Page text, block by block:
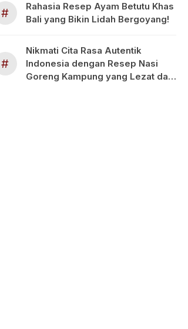
#
Rahasia Resep Ayam Betutu Khas
Bali yang Bikin Lidah Bergoyang!
#
Nikmati Cita Rasa Autentik
Indonesia dengan Resep Nasi
Goreng Kampung yang Lezat dan